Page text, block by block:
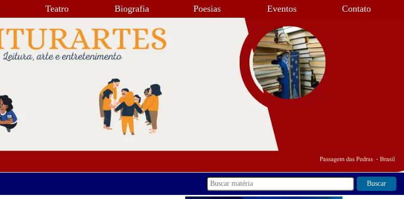
Teatro Biografia Poesias Eventos Contato
Buscar